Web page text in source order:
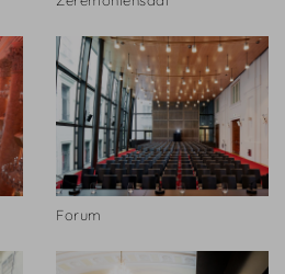
Forum